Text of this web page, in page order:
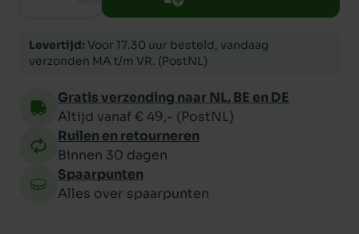
Levertijd: Voor 17.30 uur besteld, vandaag
verzonden MA t/m VR. (PostNL)
Gratis verzending naar NL, BE en DE
Altijd vanaf € 49,- (PostNL)
Ruilen en retourneren
Binnen 30 dagen
Spaarpunten
Alles over spaarpunten